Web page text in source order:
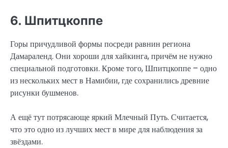
6. Шпитцкоппе
Горы причудливой формы посреди равнин региона
Дамараленд. Они хороши для хайкинга, причём не нужно
специальной подготовки. Кроме того, Шпитцкоппе – одно
из нескольких мест в Намибии, где сохранились древние
рисунки бушменов.
А ещё тут потрясающе яркий Млечный Путь. Считается,
что это одно из лучших мест в мире для наблюдения за
звёздами.